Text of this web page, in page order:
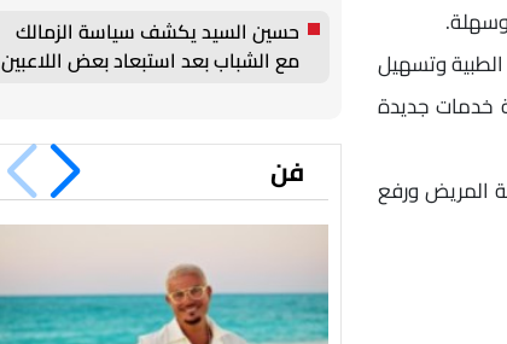
وتسهيل
خدمات جديدة
المريض ورفع
حسين السيد يكشف سياسة الزمالك
مع الشباب بعد استبعاد بعض اللاعبين
فن